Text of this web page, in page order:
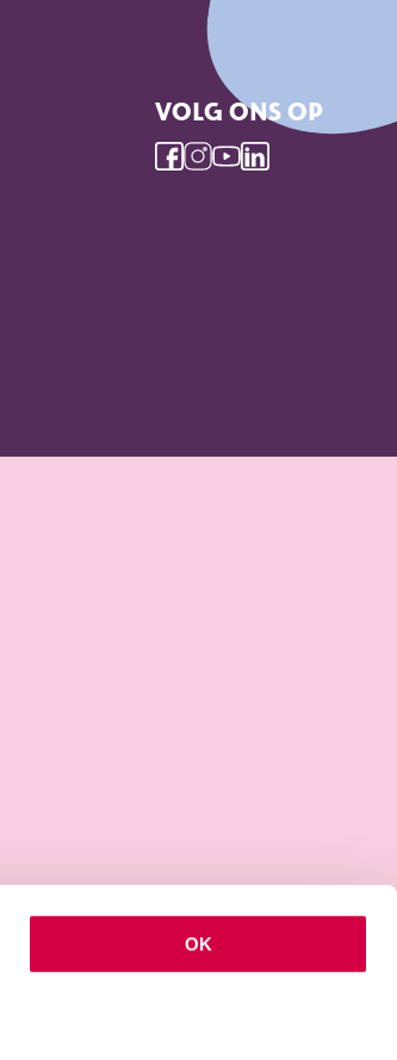
OK
VOLG ONS OP